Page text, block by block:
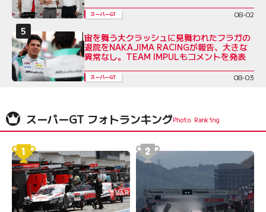
スーパーGT 08-02
宙を舞う大クラッシュに見舞われたフラガの
退院をNAKAJIMA RACINGが報告、大きな
異常なし。TEAM IMPULもコメントを発表
スーパーGT 08-03
スーパーGT フォトランキング